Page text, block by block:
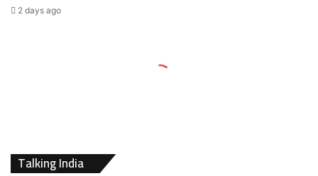
2 days ago
Talking India